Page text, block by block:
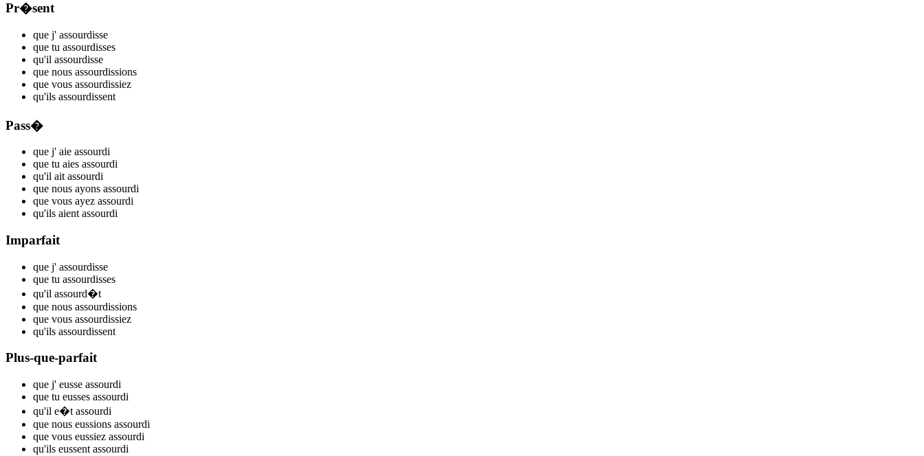
Pr�sent
que j' assourdisse
que tu assourdisses
qu'il assourdisse
que nous assourdissions
que vous assourdissiez
qu'ils assourdissent
Pass�
que j' aie assourdi
que tu aies assourdi
qu'il ait assourdi
que nous ayons assourdi
que vous ayez assourdi
qu'ils aient assourdi
Imparfait
que j' assourdisse
que tu assourdisses
qu'il assourd�t
que nous assourdissions
que vous assourdissiez
qu'ils assourdissent
Plus-que-parfait
que j' eusse assourdi
que tu eusses assourdi
qu'il e�t assourdi
que nous eussions assourdi
que vous eussiez assourdi
qu'ils eussent assourdi